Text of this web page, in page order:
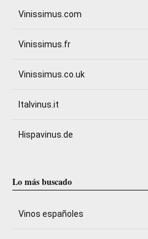
Vinissimus.com
Vinissimus.fr
Vinissimus.co.uk
Italvinus.it
Hispavinus.de
Lo más buscado
Vinos españoles